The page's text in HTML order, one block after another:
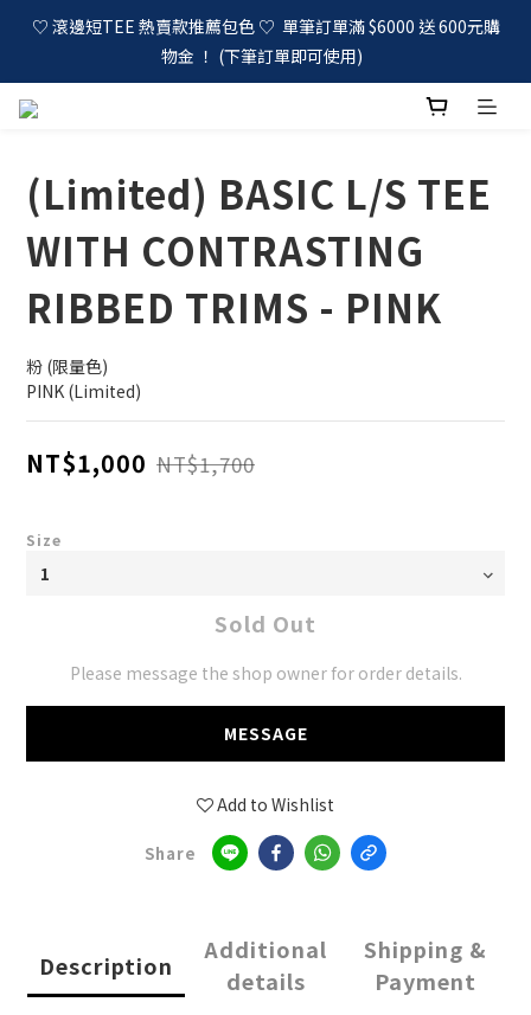
♡ 滾邊短TEE 熱賣款推薦包色 ♡  單筆訂單滿 $6000 送 600元購
物金 ！ (下筆訂單即可使用)
(Limited) BASIC L/S TEE
WITH CONTRASTING
RIBBED TRIMS - PINK
粉 (限量色)
PINK (Limited)
NT$1,000 NT$1,700
Size
Sold Out
Please message the shop owner for order details.
MESSAGE
Add to Wishlist
Share
Description
Additional
details
Shipping &
Payment